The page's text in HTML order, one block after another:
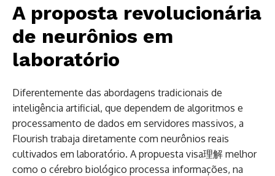
A proposta revolucionária
de neurônios em
laboratório
Diferentemente das abordagens tradicionais de
inteligência artificial, que dependem de algoritmos e
processamento de dados em servidores massivos, a
Flourish trabaja diretamente com neurônios reais
cultivados em laboratório. A propuesta visa理解 melhor
como o cérebro biológico processa informações, na